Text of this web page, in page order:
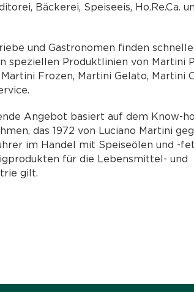
Bäckerei, Speiseeis, Ho.Re.Ca.
und Gastronomen finden
speziellen Produktlinien von Martini
Frozen, Martini Gelato, Martini
Angebot basiert auf dem Know-
das 1972 von Luciano Martini
im Handel mit Speiseölen und -
für die Lebensmittel- und
gilt.